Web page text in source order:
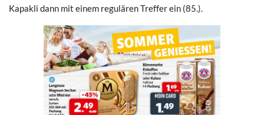
Kapakli dann mit einem regulären Treffer ein (85.).